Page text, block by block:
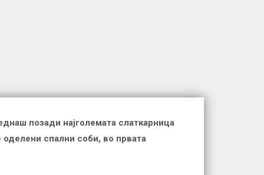
позади најголемата слаткарница
спални соби, во првата